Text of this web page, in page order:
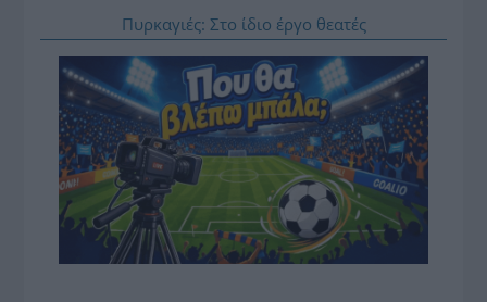
Πυρκαγιές: Στο ίδιο έργο θεατές